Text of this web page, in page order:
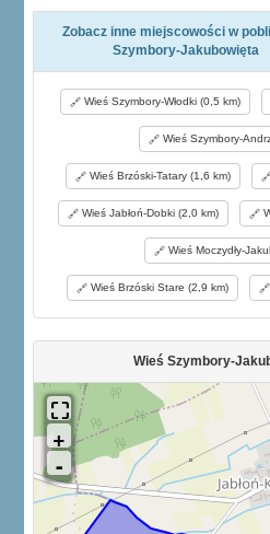
Zobacz inne miejscowości w
Szymbory-Jakubowięta
Wieś Szymbory-Włodki (0,5 km)
Wieś Szymbory-
Wieś Brzóski-Tatary (1,6 km)
Wieś Jabłoń-Dobki (2,0 km)
Wieś Moczydły-
Wieś Brzóski Stare (2,9 km)
Wieś Szymbory-